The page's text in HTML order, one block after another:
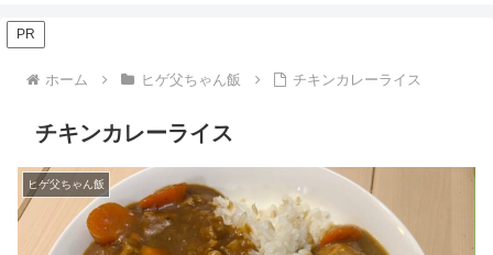
PR
ホーム ヒゲ父ちゃん飯 チキンカレーライス
チキンカレーライス
ヒゲ父ちゃん飯